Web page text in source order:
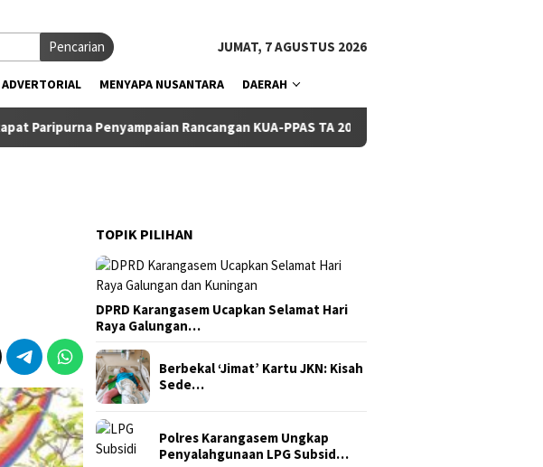
Pencarian JUMAT, 7 AGUSTUS 2026
ADVERTORIAL MENYAPA NUSANTARA DAERAH
Rancangan KUA-PPAS TA 2027 Pemkab dan DPRD Badung
TOPIK PILIHAN
DPRD Karangasem Ucapkan Selamat Hari
Raya Galungan…
Berbekal ‘Jimat’ Kartu JKN: Kisah
Sede…
Polres Karangasem Ungkap
Penyalahgunaan LPG Subsid…